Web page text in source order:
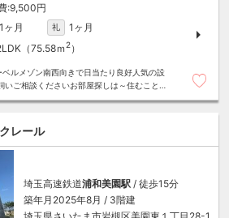
9,500円
1ヶ月 礼
1ヶ月
（75.58ｍ 2）
ルメゾン南西向きで日当たり良好人気の設
ご相談くださいお部屋探しは～住むことま
レール
埼玉高速鉄道浦和美園駅 / 徒歩15分
築年月2025年8月 / 3階建